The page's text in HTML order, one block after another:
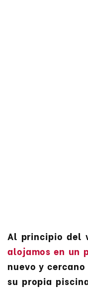
Al principio del
alojamos en un
nuevo y
su propia